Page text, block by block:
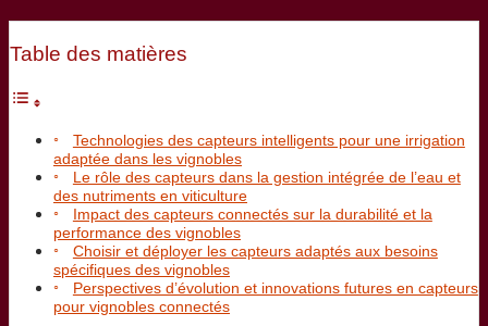
Table des matières
Technologies des capteurs intelligents pour une irrigation
adaptée dans les vignobles
Le rôle des capteurs dans la gestion intégrée de l’eau et
des nutriments en viticulture
Impact des capteurs connectés sur la durabilité et la
performance des vignobles
Choisir et déployer les capteurs adaptés aux besoins
spécifiques des vignobles
Perspectives d’évolution et innovations futures en capteurs
pour vignobles connectés